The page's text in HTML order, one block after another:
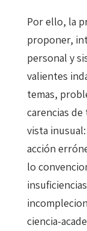
Por ello, la
proponer,
personal y
valientes
temas,
carencias
vista
acción
lo
ciencia-